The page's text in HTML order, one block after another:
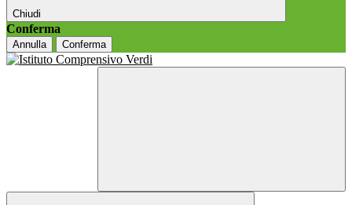
Chiudi
Conferma
Annulla Conferma